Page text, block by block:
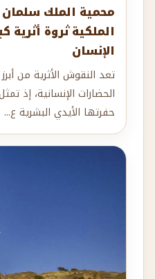
محمية الملك سلمان
الملكية ثروة أثرية
الإنسان
تعد النقوش الأثرية من
الحضارات الإنسانية، إذ
حفرتها الأيدي البشرية ع...